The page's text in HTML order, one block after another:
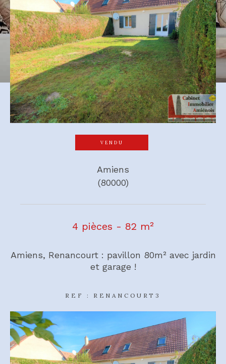
VENDU
Amiens
(80000)
4 pièces - 82 m²
Amiens, Renancourt : pavillon 80m² avec jardin
et garage !
REF : RENANCOURT3